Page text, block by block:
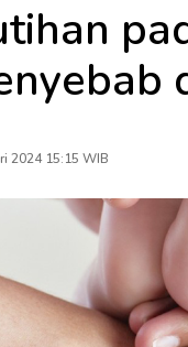
2024 15:15 WIB